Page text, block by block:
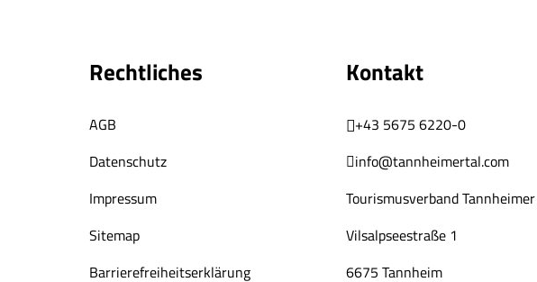
Rechtliches
AGB
Datenschutz
Impressum
Sitemap
Barrierefreiheitserklärung
Kontakt
+43 5675 6220-0
info@tannheimertal.com
Tourismusverband
Vilsalpseestraße 1
6675 Tannheim